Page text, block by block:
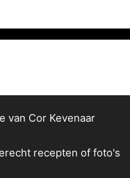
van Cor Kevenaar
recepten of foto's